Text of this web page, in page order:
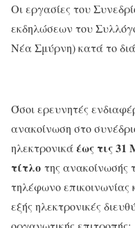
Οι εργασίες του
εκδηλώσεων του
Νέα Σμύρνη) κατά το
Όσοι ερευνητές
ανακοίνωση στο
ηλεκτρονικάέως τις 31
τίτλο της ανακοίνωσής
τηλέφωνο επικοινωνίας
εξής ηλεκτρονικές